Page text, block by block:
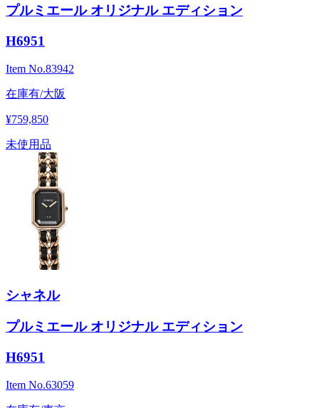
プルミエール オリジナル エディション
H6951
Item No.83942
在庫有/大阪
¥759,850
未使用品
シャネル
プルミエール オリジナル エディション
H6951
Item No.63059